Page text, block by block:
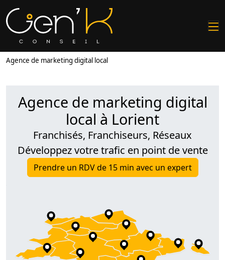
Agence de marketing digital local
Agence de marketing digital
local à Lorient
Franchisés, Franchiseurs, Réseaux
Développez votre trafic en point de vente
Prendre un RDV de 15 min avec un expert